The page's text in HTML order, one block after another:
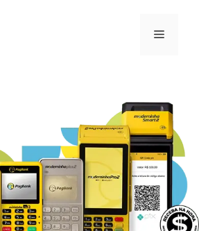
Menu